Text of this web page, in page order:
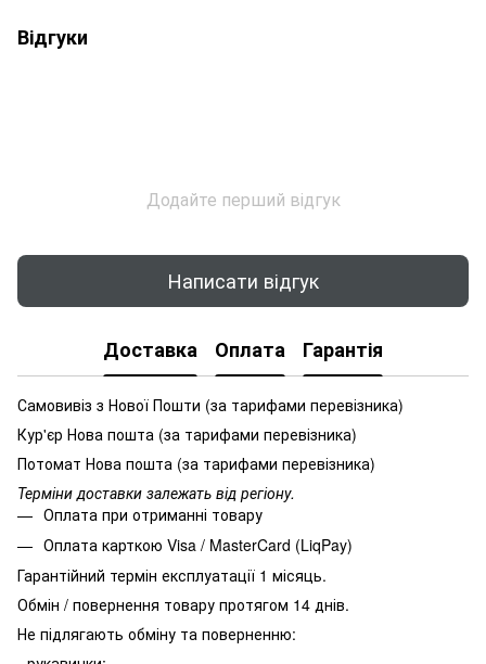
Відгуки
Додайте перший відгук
Написати відгук
Доставка Оплата Гарантія
Самовивіз з Нової Пошти (за тарифами перевізника)
Кур'єр Нова пошта (за тарифами перевізника)
Потомат Нова пошта (за тарифами перевізника)
Терміни доставки залежать від регіону.
Оплата при отриманні товару
Оплата карткою Visa / MasterCard (LiqPay)
Гарантійний термін експлуатації 1 місяць.
Обмін / повернення товару протягом 14 днів.
Не підлягають обміну та поверненню: